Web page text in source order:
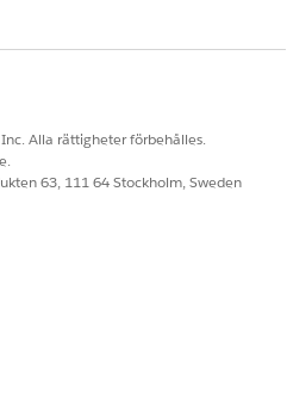
Alla rättigheter förbehålles.
63, 111 64 Stockholm, Sweden